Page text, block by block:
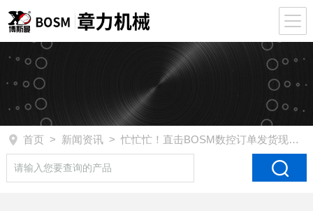
首页 > 新闻资讯> 忙忙忙！直击BOSM数控订单发货现场，见证强劲交付实力。